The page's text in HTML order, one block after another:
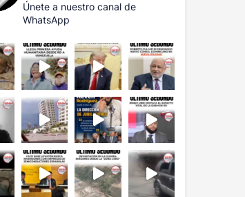
Únete a nuestro canal de
WhatsApp